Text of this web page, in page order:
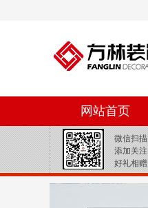
网站首页
微信扫描
添加关注
好礼相赠